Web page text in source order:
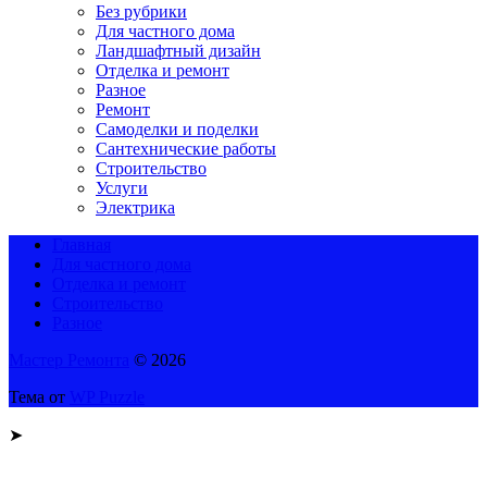
Без рубрики
Для частного дома
Ландшафтный дизайн
Отделка и ремонт
Разное
Ремонт
Самоделки и поделки
Сантехнические работы
Строительство
Услуги
Электрика
© 2026
Тема от
➤